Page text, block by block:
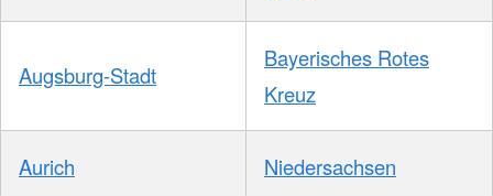
Augsburg-Stadt
Bayerisches Rotes
Kreuz
Aurich Niedersachsen